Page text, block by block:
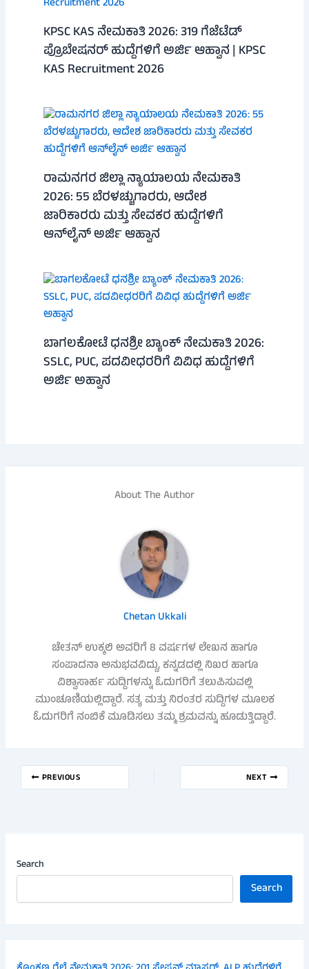
KPSC KAS ನೇಮಕಾತಿ 2026: 319 ಗೆಜೆಟೆಡ್
ಪ್ರೊಬೇಷನರ್ ಹುದ್ದೆಗಳಿಗೆ ಅರ್ಜಿ ಆಹ್ವಾನ | KPSC
KAS Recruitment 2026
ರಾಮನಗರ ಜಿಲ್ಲಾ ನ್ಯಾಯಾಲಯ ನೇಮಕಾತಿ
2026: 55 ಬೆರಳಚ್ಚುಗಾರರು, ಆದೇಶ
ಜಾರಿಕಾರರು ಮತ್ತು ಸೇವಕರ ಹುದ್ದೆಗಳಿಗೆ
ಆನ್‌ಲೈನ್ ಅರ್ಜಿ ಆಹ್ವಾನ
ಬಾಗಲಕೋಟೆ ಧನಶ್ರೀ ಬ್ಯಾಂಕ್ ನೇಮಕಾತಿ 2026:
SSLC, PUC, ಪದವೀಧರರಿಗೆ ವಿವಿಧ ಹುದ್ದೆಗಳಿಗೆ
ಅರ್ಜಿ ಅಹ್ವಾನ
About The Author
Chetan Ukkali
ಚೇತನ್ ಉಕ್ಕಲಿ ಅವರಿಗೆ 8 ವರ್ಷಗಳ ಲೇಖನ ಹಾಗೂ
ಸಂಪಾದನಾ ಅನುಭವವಿದ್ದು, ಕನ್ನಡದಲ್ಲಿ ನಿಖರ ಹಾಗೂ
ವಿಶ್ವಾಸಾರ್ಹ ಸುದ್ದಿಗಳನ್ನು ಓದುಗರಿಗೆ ತಲುಪಿಸುವಲ್ಲಿ
ಮುಂಚೂಣಿಯಲ್ಲಿದ್ದಾರೆ. ಸತ್ಯ ಮತ್ತು ನಿರಂತರ ಸುದ್ದಿಗಳ ಮೂಲಕ
ಓದುಗರಿಗೆ ನಂಬಿಕೆ ಮೂಡಿಸಲು ತಮ್ಮ ಶ್ರಮವನ್ನು ಹೂಡುತ್ತಿದ್ದಾರೆ.
PREVIOUS NEXT
Search
Search